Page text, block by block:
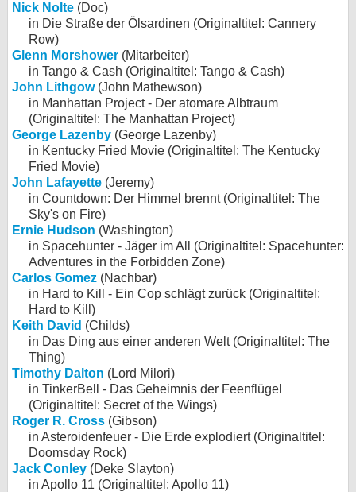
Nick Nolte (Doc)
in Die Straße der Ölsardinen (Originaltitel: Cannery
Row)
Glenn Morshower (Mitarbeiter)
in Tango & Cash (Originaltitel: Tango & Cash)
John Lithgow(John Mathewson)
in Manhattan Project - Der atomare Albtraum
(Originaltitel: The Manhattan Project)
George Lazenby (George Lazenby)
in Kentucky Fried Movie (Originaltitel: The Kentucky
Fried Movie)
John Lafayette (Jeremy)
in Countdown: Der Himmel brennt (Originaltitel: The
Sky's on Fire)
Ernie Hudson (Washington)
in Spacehunter - Jäger im All (Originaltitel: Spacehunter:
Adventures in the Forbidden Zone)
Carlos Gomez (Nachbar)
in Hard to Kill - Ein Cop schlägt zurück (Originaltitel:
Hard to Kill)
Keith David (Childs)
in Das Ding aus einer anderen Welt (Originaltitel: The
Thing)
Timothy Dalton (Lord Milori)
in TinkerBell - Das Geheimnis der Feenflügel
(Originaltitel: Secret of the Wings)
Roger R. Cross (Gibson)
in Asteroidenfeuer - Die Erde explodiert (Originaltitel:
Doomsday Rock)
Jack Conley (Deke Slayton)
in Apollo 11 (Originaltitel: Apollo 11)